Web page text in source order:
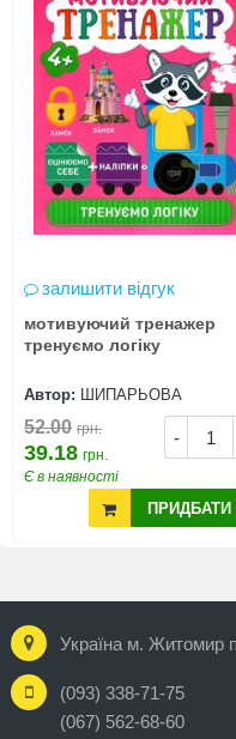
залишити відгук
мотивуючий тренажер
тренуємо логіку
Автор: ШИПАРЬОВА
-
52.00 грн.
39.18 грн.
Є в наявності
ПРИДБАТИ
Україна м. Житомир
(093) 338-71-75
(067) 562-68-60